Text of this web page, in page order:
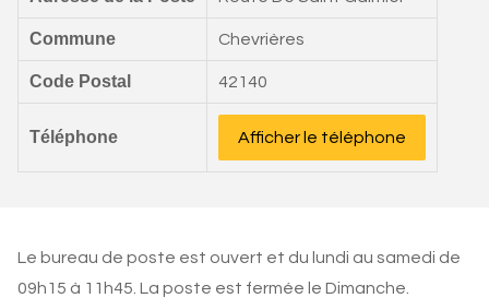
Commune Chevrières
Code Postal 42140
Téléphone Afficher le téléphone
Le bureau de poste est ouvert et du lundi au samedi de
09h15 à 11h45. La poste est fermée le Dimanche.